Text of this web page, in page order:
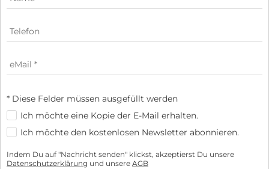
* Diese Felder müssen ausgefüllt werden
Ich möchte eine Kopie der E-Mail erhalten.
Ich möchte den kostenlosen Newsletter abonnieren.
Indem Du auf "Nachricht senden" klickst, akzeptierst Du unsere
Datenschutzerklärung und unsere AGB